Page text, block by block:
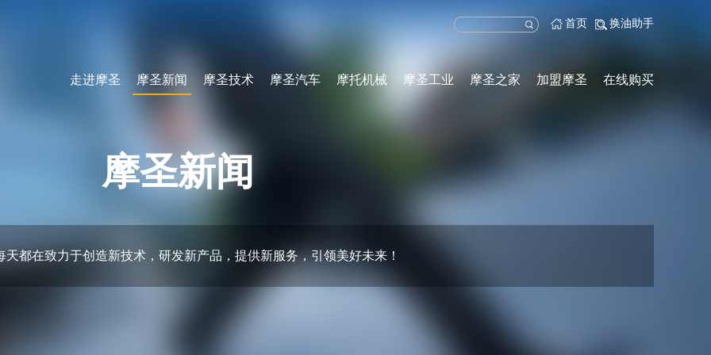
换油助手
首页
走进摩圣 摩圣新闻 摩圣技术 摩圣汽车 摩托机械 摩圣工业 摩圣之家 加盟摩圣 在线购买
摩圣新闻
天都在致力于创造新技术，研发新产品，提供新服务，引领美好未来！